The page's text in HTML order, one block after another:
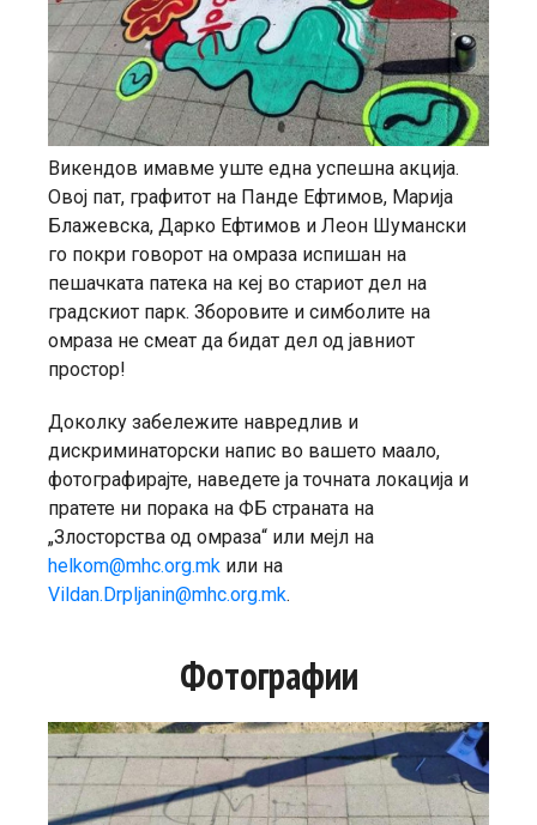
Викендов имавме уште една успешна акција.
Овој пат, графитот на Панде Ефтимов, Марија
Блажевска, Дарко Ефтимов и Леон Шумански
го покри говорот на омраза испишан на
пешачката патека на кеј во стариот дел на
градскиот парк. Зборовите и симболите на
омраза не смеат да бидат дел од јавниот
простор!
Доколку забележите навредлив и
дискриминаторски напис во вашето маало,
фотографирајте, наведете ja точната локација и
пратете ни порака на ФБ страната на
„Злосторства од омраза“ или мејл на
helkom@mhc.org.mk или на
Vildan.Drpljanin@mhc.org.mk.
Фотографии